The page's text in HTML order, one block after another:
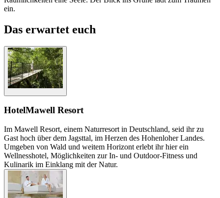
ein.
Das erwartet euch
HotelMawell Resort
Im Mawell Resort, einem Naturresort in Deutschland, seid ihr zu
Gast hoch über dem Jagsttal, im Herzen des Hohenloher Landes.
Umgeben von Wald und weitem Horizont erlebt ihr hier ein
Wellnesshotel, Möglichkeiten zur In- und Outdoor-Fitness und
Kulinarik im Einklang mit der Natur.